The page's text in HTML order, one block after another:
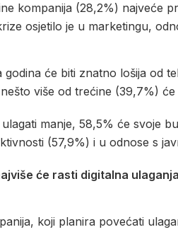
kompanija (28,2%) najveće
osjetilo je u marketingu,
godina će biti znatno lošija od
više od trećine (39,7%)
manje, 58,5% će svoje
(57,9%) i u odnose s
će rasti digitalna ulaganja
koji planira povećati